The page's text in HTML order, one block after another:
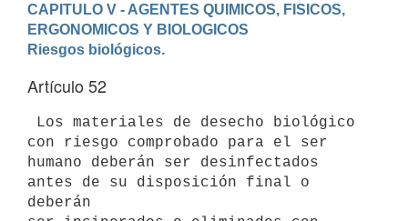
CAPITULO V - AGENTES QUIMICOS, FISICOS,
ERGONOMICOS Y BIOLOGICOS
Riesgos biológicos.
Artículo 52
con riesgo comprobado para el ser
humano deberán ser desinfectados
antes de su disposición final o
deberán